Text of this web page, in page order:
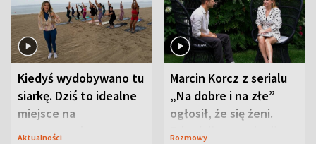
Kiedyś wydobywano tu
siarkę. Dziś to idealne
miejsce na
wypoczynek
Aktualności
Marcin Korcz z serialu
„Na dobre i na złe”
ogłosił, że się żeni.
Zdradził, co zmienił
Rozmowy